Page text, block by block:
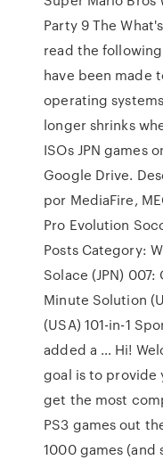
Party 9 The
read the
have been made
operating
longer shrinks
ISOs JPN games
Google Drive.
por MediaFire,
Pro Evolution
Posts Category:
Solace (JPN)
Minute Solution
(USA) 101-in-1
added a … Hi!
goal is to provide
get the most
PS3 games out
1000 games